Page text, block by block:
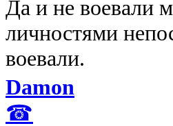
Да и не воевали
личностями
воевали.
Damon
☎